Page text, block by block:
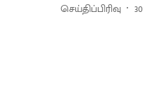
செய்திப்பிரிவு